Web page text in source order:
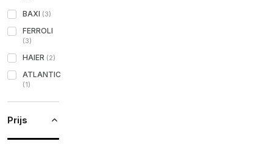
BAXI (3)
FERROLI
(3)
HAIER (2)
ATLANTIC
(1)
Prijs